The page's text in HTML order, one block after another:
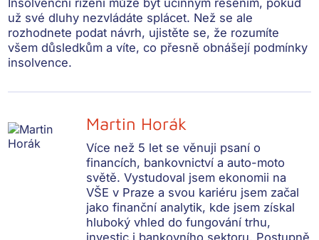
Insolvenční řízení může být účinným řešením, pokud
už své dluhy nezvládáte splácet. Než se ale
rozhodnete podat návrh, ujistěte se, že rozumíte
všem důsledkům a víte, co přesně obnášejí podmínky
insolvence.
Martin Horák
Více než 5 let se věnuji psaní o
financích, bankovnictví a auto-moto
světě. Vystudoval jsem ekonomii na
VŠE v Praze a svou kariéru jsem začal
jako finanční analytik, kde jsem získal
hluboký vhled do fungování trhu,